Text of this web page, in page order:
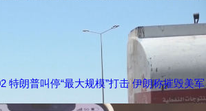
特朗普叫停“最大规模”打击 伊朗称摧毁美军